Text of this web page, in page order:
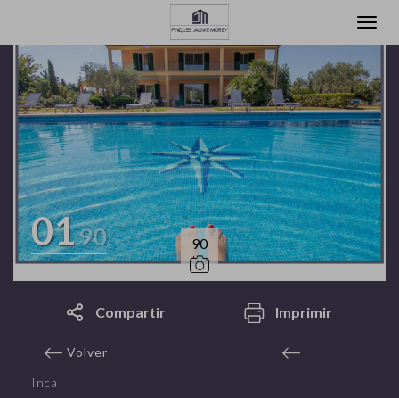
0190 90
Compartir Imprimir
Volver
Inca